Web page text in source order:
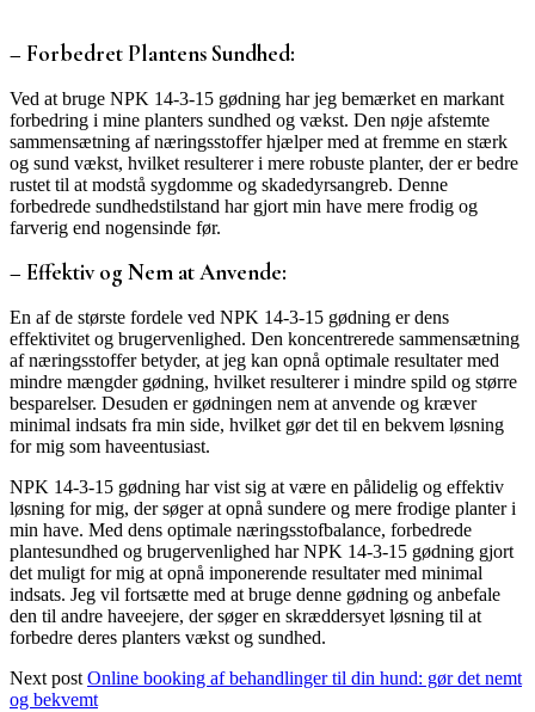
– Forbedret Plantens Sundhed:
Ved at bruge NPK 14-3-15 gødning har jeg bemærket en markant
forbedring i mine planters sundhed og vækst. Den nøje afstemte
sammensætning af næringsstoffer hjælper med at fremme en stærk
og sund vækst, hvilket resulterer i mere robuste planter, der er bedre
rustet til at modstå sygdomme og skadedyrsangreb. Denne
forbedrede sundhedstilstand har gjort min have mere frodig og
farverig end nogensinde før.
– Effektiv og Nem at Anvende:
En af de største fordele ved NPK 14-3-15 gødning er dens
effektivitet og brugervenlighed. Den koncentrerede sammensætning
af næringsstoffer betyder, at jeg kan opnå optimale resultater med
mindre mængder gødning, hvilket resulterer i mindre spild og større
besparelser. Desuden er gødningen nem at anvende og kræver
minimal indsats fra min side, hvilket gør det til en bekvem løsning
for mig som haveentusiast.
NPK 14-3-15 gødning har vist sig at være en pålidelig og effektiv
løsning for mig, der søger at opnå sundere og mere frodige planter i
min have. Med dens optimale næringsstofbalance, forbedrede
plantesundhed og brugervenlighed har NPK 14-3-15 gødning gjort
det muligt for mig at opnå imponerende resultater med minimal
indsats. Jeg vil fortsætte med at bruge denne gødning og anbefale
den til andre haveejere, der søger en skræddersyet løsning til at
forbedre deres planters vækst og sundhed.
Next post Online booking af behandlinger til din hund: gør det nemt
og bekvemt